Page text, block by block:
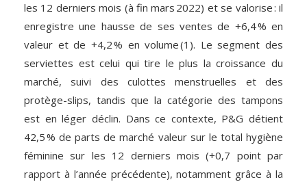
les 12 derniers mois (à fin mars 2022) et se valorise : il
enregistre une hausse de ses ventes de +6,4 % en
valeur et de +4,2 % en volume (1). Le segment des
serviettes est celui qui tire le plus la croissance du
marché, suivi des culottes menstruelles et des
protège-slips, tandis que la catégorie des tampons
est en léger déclin. Dans ce contexte, P&G détient
42,5 % de parts de marché valeur sur le total hygiène
féminine sur les 12 derniers mois (+0,7 point par
rapport à l’année précédente), notamment grâce à la